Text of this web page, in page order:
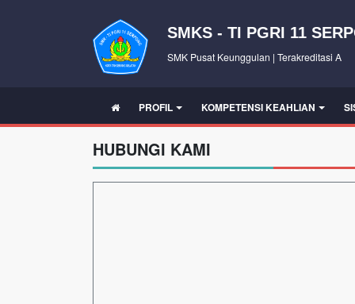
SMKS - TI PGRI 11
SMK Pusat Keunggulan | Terakreditasi A
PROFIL KOMPETENSI KEAHLIAN
HUBUNGI KAMI